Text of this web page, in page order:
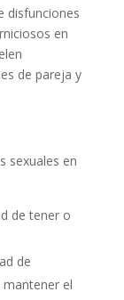
disfunciones
en
de pareja y
sexuales en
de tener o
de
el